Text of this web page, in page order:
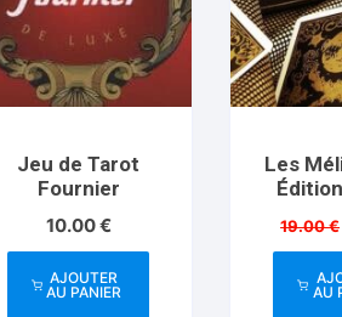
Jeu de Tarot
Fournier
10.00€
AJOUTER
AU PANIER
Les
19.00€
AU